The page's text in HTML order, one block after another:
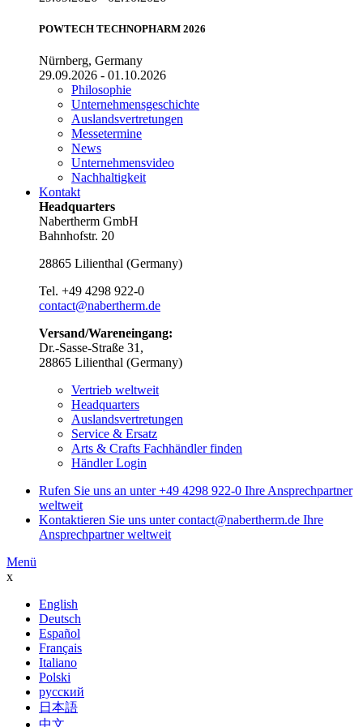
POWTECH TECHNOPHARM 2026
Nürnberg, Germany
29.09.2026 - 01.10.2026
Philosophie
Unternehmensgeschichte
Auslandsvertretungen
Messetermine
News
Unternehmensvideo
Nachhaltigkeit
Kontakt
Headquarters
Nabertherm GmbH
Bahnhofstr. 20
28865 Lilienthal (Germany)
Tel. +49 4298 922-0
contact@nabertherm.de
Versand/Wareneingang:
Dr.-Sasse-Straße 31,
28865 Lilienthal (Germany)
Vertrieb weltweit
Headquarters
Auslandsvertretungen
Service & Ersatz
Arts & Crafts Fachhändler finden
Händler Login
Rufen Sie uns an unter +49 4298 922-0 Ihre Ansprechpartner
weltweit
Kontaktieren Sie uns unter contact@nabertherm.de Ihre
Ansprechpartner weltweit
Menü
x
English
Deutsch
Español
Français
Italiano
Polski
русский
日本語
中文